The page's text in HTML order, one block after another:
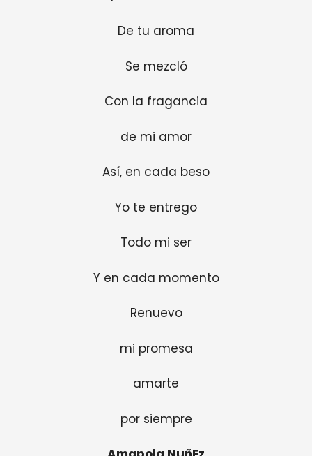
De tu aroma
Se mezcló
Con la fragancia
de mi amor
Así, en cada beso
Yo te entrego
Todo mi ser
Y en cada momento
Renuevo
mi promesa
amarte
por siempre